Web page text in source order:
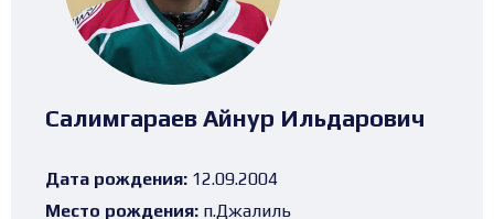
Салимгараев Айнур Ильдарович
Дата рождения: 12.09.2004
Место рождения: п.Джалиль